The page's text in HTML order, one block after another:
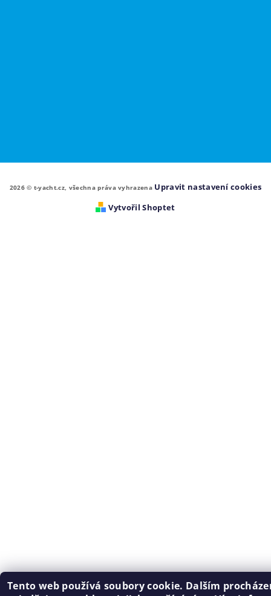
2026 © t-yacht.cz, všechna práva vyhrazena Upravit nastavení cookies
Vytvořil Shoptet
Tento web používá soubory cookie. Dalším